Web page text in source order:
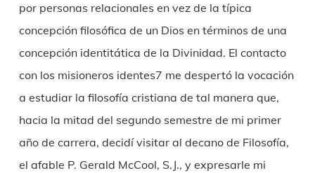
por personas relacionales en vez de la típica
concepción filosófica de un Dios en términos de una
concepción identitática de la Divinidad. El contacto
con los misioneros identes7 me despertó la vocación
a estudiar la filosofía cristiana de tal manera que,
hacia la mitad del segundo semestre de mi primer
año de carrera, decidí visitar al decano de Filosofía,
el afable P. Gerald McCool, S.J., y expresarle mi